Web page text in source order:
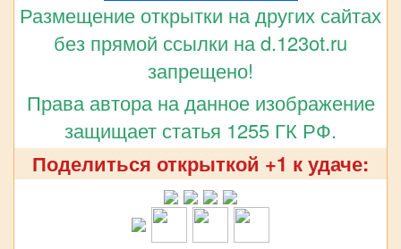
Размещение открытки на других сайтах
без прямой ссылки на d.123ot.ru
запрещено!
Права автора на данное изображение
защищает статья 1255 ГК РФ.
Поделиться открыткой +1 к удаче: